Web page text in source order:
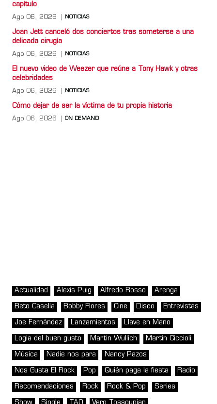
capítulo
Ago 06, 2026 NOTICIAS
Joan Jett canceló dos conciertos tras someterse a una
delicada cirugía
Ago 06, 2026 NOTICIAS
El nuevo video de Weezer que reúne a Tony Hawk y otras
celebridades
Ago 06, 2026 NOTICIAS
Cómo dejar de ser la víctima de tu propia historia
Ago 06, 2026 ON DEMAND
Actualidad Alexis Puig Alfredo Rosso Arenga
Beto Casella Bobby Flores Cine Disco Entrevistas
Joe Fernández Lanzamientos Llave en Mano
Logia del buen gusto Martin Wullich Martín Ciccioli
Música Nadie nos para Nancy Pazos
Nos Gusta El Rock Pop Quién paga la fiesta Radio
Recomendaciones Rock Rock & Pop Series